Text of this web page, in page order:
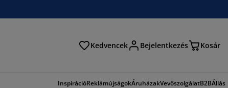
Kedvencek Bejelentkezés Kosár
InspirációReklámújságokÁruházakVevőszolgálatB2BÁllás